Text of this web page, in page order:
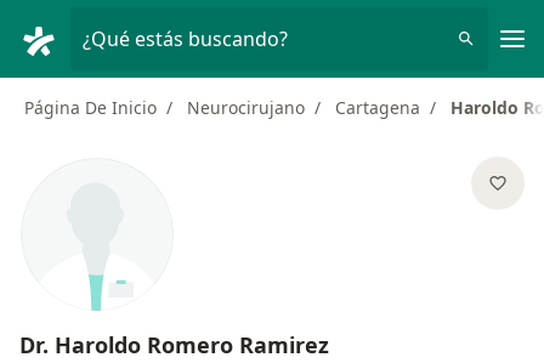
¿Qué estás buscando?
Página De Inicio Neurocirujano Cartagena Haroldo
Dr. Haroldo Romero Ramirez